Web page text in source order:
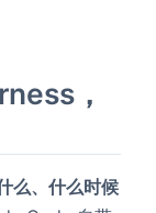
，
么、什么时候